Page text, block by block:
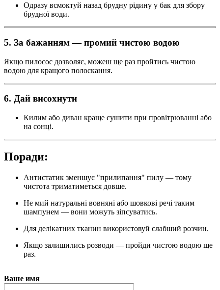
Одразу всмоктуй назад брудну рідину у бак для збору
брудної води.
5. За бажанням — промий чистою водою
Якщо пилосос дозволяє, можеш ще раз пройтись чистою
водою для кращого полоскання.
6. Дай висохнути
Килим або диван краще сушити при провітрюванні або
на сонці.
Поради:
Антистатик зменшує "прилипання" пилу — тому
чистота триматиметься довше.
Не мий натуральні вовняні або шовкові речі таким
шампунем — вони можуть зіпсуватись.
Для делікатних тканин використовуй слабший розчин.
Якщо залишились розводи — пройди чистою водою ще
раз.
Ваше имя